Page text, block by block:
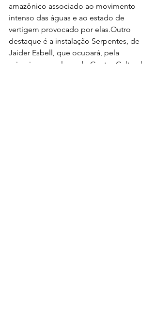
amazônico associado ao movimento
intenso das águas e ao estado de
vertigem provocado por elas.Outro
destaque é a instalação Serpentes, de
Jaider Esbell, que ocupará, pela
primeira vez, o lago do Centro Cultural